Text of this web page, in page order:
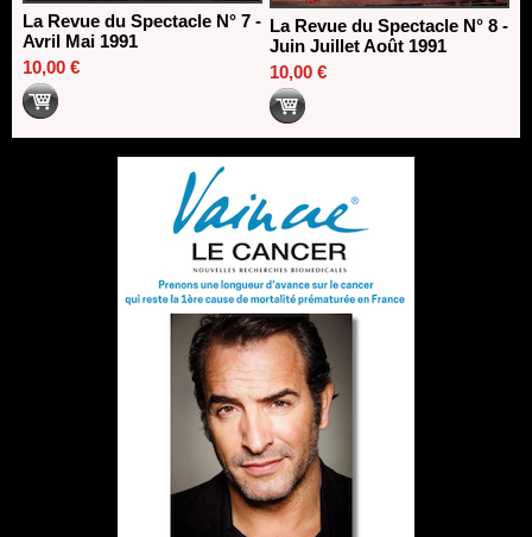
La Revue du Spectacle N° 7 -
Avril Mai 1991
10,00 €
La Revue du Spectacle N° 8 -
Juin Juillet Août 1991
10,00 €